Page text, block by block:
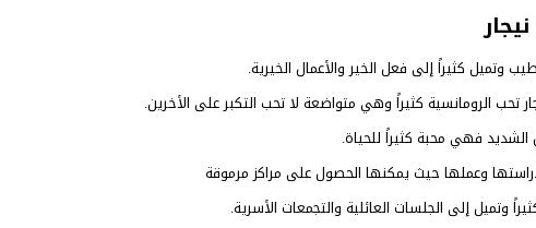
وتميل كثيراً إلى فعل الخير والأعمال الخيرية.
تحب الرومانسية كثيراً وهي متواضعة لا تحب التكبر على الأخرين.
الشديد فهي محبة كثيراً للحياة.
وعملها حيث يمكنها الحصول على مراكز مرموقة
وتميل إلى الجلسات العائلية والتجمعات الأسرية.